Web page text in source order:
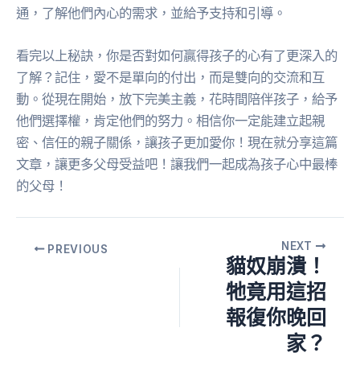
通，了解他們內心的需求，並給予支持和引導。
看完以上秘訣，你是否對如何贏得孩子的心有了更深入的
了解？記住，愛不是單向的付出，而是雙向的交流和互
動。從現在開始，放下完美主義，花時間陪伴孩子，給予
他們選擇權，肯定他們的努力。相信你一定能建立起親
密、信任的親子關係，讓孩子更加愛你！現在就分享這篇
文章，讓更多父母受益吧！讓我們一起成為孩子心中最棒
的父母！
PREVIOUS NEXT
貓奴崩潰！
牠竟用這招
報復你晚回
家？